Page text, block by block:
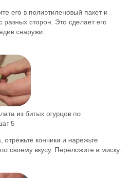
его в полиэтиленовый пакет и
разных сторон. Это сделает его
снаружи.
из битых огурцов по
5
отрежьте кончики и нарежьте
своему вкусу. Переложите в миску.